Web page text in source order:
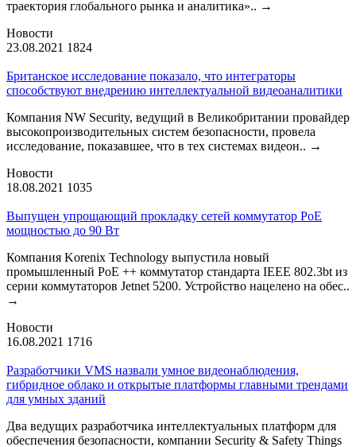
траектория глобального рынка и аналитика».. →
Новости
23.08.2021 1824
Британское исследование показало, что интеграторы
способствуют внедрению интеллектуальной видеоаналитики
Компания NW Security, ведущий в Великобритании провайдер
высокопроизводительных систем безопасности, провела
исследование, показавшее, что в тех системах видеон.. →
Новости
18.08.2021 1035
Выпущен упрощающий прокладку сетей коммутатор PoE
мощностью до 90 Вт
Компания Korenix Technology выпустила новый
промышленный PoE ++ коммутатор стандарта IEEE 802.3bt из
серии коммутаторов Jetnet 5200. Устройство нацелено на обес..
→
Новости
16.08.2021 1716
Разработчики VMS назвали умное видеонаблюдения,
гибридное облако и открытые платформы главными трендами
для умных зданий
Два ведущих разработчика интеллектуальных платформ для
обеспечения безопасности, компании Security & Safety Things